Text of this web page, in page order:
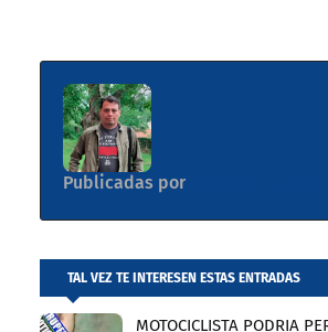
Publicadas porGerardo Roberto
TAL VEZ TE INTERESEN ESTAS ENTRADAS
MOTOCICLISTA PODRIA